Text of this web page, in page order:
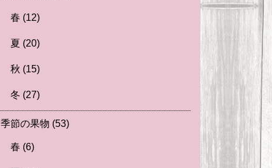
春 (12)
夏 (20)
秋 (15)
冬 (27)
季節の果物 (53)
春 (6)